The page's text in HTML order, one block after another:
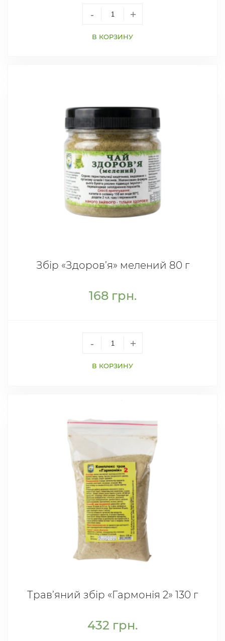
- +
В КОРЗИНУ
Збір «Здоров’я» мелений 80 г
168грн.
- +
В КОРЗИНУ
Трав’яний збір «Гармонія 2» 130 г
432 грн.